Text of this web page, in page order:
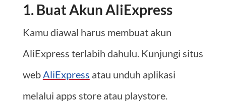
1. Buat Akun AliExpress
Kamu diawal harus membuat akun
AliExpress terlabih dahulu. Kunjungi situs
web AliExpress atau unduh aplikasi
melalui apps store atau playstore.